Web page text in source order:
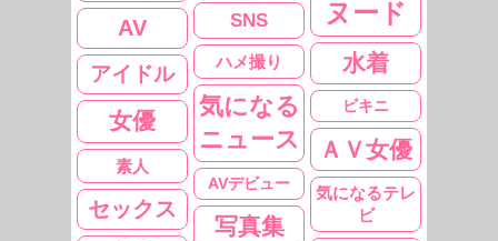
ヌード
SNS
AV
水着
ハメ撮り
アイドル
気になる
ニュース
ビキニ
女優
ＡＶ女優
素人
AVデビュー
気になるテレ
ビ
セックス
写真集